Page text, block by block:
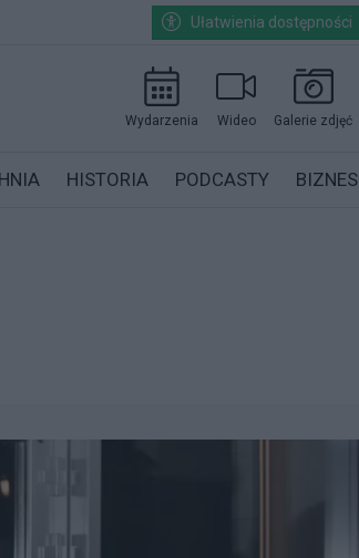
Ułatwienia dostępności
Wydarzenia Wideo Galerie zdjęć
HISTORIA PODCASTY BIZNES